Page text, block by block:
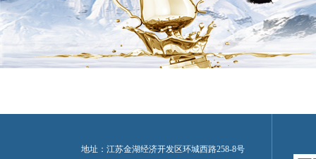
地址：江苏金湖经济开发区环城西路258-8号